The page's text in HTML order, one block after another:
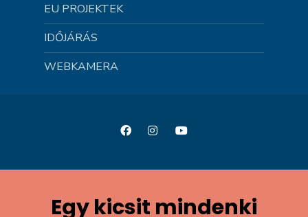
EU PROJEKTEK
IDŐJÁRÁS
WEBKAMERA
Egy kicsit mindenki